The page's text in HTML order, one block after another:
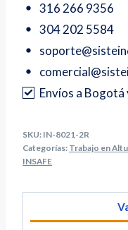
316 266 9356
304 202 5584
Envíos a
SKU: IN-8021-2R
Categorías: Trabajo en
INSAFE